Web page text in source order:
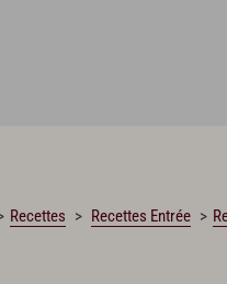
Recettes Recettes Entrée